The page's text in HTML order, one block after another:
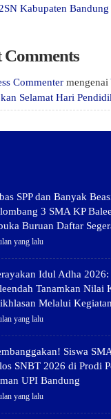
Kabupaten Bandung
Comments
Commenter mengenai
Selamat Hari
SPP dan Banyak
3 SMA KP
Buruan Daftar
yang lalu
Idul Adha 2026:
Tanamkan Nilai
Melalui
yang lalu
Siswa
SNBT 2026 di Prodi
UPI Bandung
yang lalu